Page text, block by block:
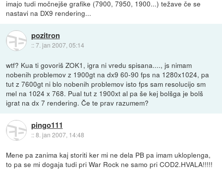
imajo tudi močnejše grafike (7900, 7950, 1900...) težave če se
nastavi na DX9 rendering...
pozitron
::7. jan 2007, 05:14
wtf? Kua ti govoriš ZOK1, igra ni vredu spisana...., js nimam
nobenih problemov z 1900gt na dx9 60-90 fps na 1280x1024, pa
tut z 7600gt ni blo nobenih problemov isto fps sam resolucijo sm
mel na 1024 x 768. Pual tut z 1900xt al pa še kej bolšga je bolš
igrat na dx 7 rendering. Če te prav razumem?
pingo111
::8. jan 2007, 14:48
Mene pa zanima kaj storiti ker mi ne dela PB pa imam ukloplenga,
to pa se mi dogaja tudi pri War Rock ne samo pri COD2.HVALA!!!!!